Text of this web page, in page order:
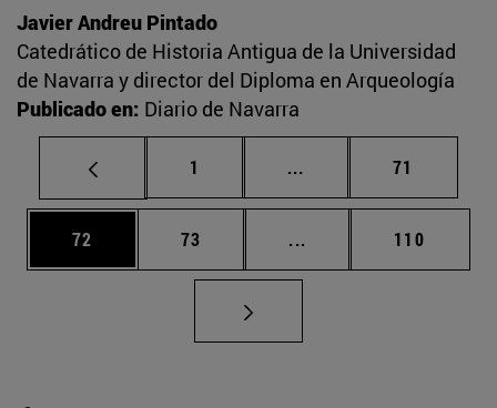
Javier Andreu Pintado
Catedrático de Historia Antigua de la Universidad
de Navarra y director del Diploma en Arqueología
Publicado en: Diario de Navarra
Página
1 ... Páginas intermedias
Página
71
Página
72 Página
73 ... Páginas intermedias
Página
110